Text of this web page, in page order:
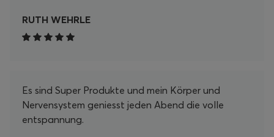
Set jedem empfehlen, der nach einer effektiven
Möglichkeit sucht, sich selbst etwas Gutes zu tun
mit meinem Pranamat Set! Danke, Pranamat!
RUTH WEHRLE
Es sind Super Produkte und mein Körper und
Nervensystem geniesst jeden Abend die volle
entspannung.